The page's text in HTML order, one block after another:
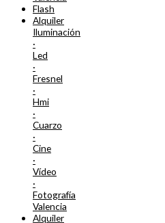
Flash
Alquiler
Iluminación
·
Led
·
Fresnel
·
Hmi
·
Cuarzo
·
Cine
·
Vídeo
·
Fotografía
Valencia
Alquiler